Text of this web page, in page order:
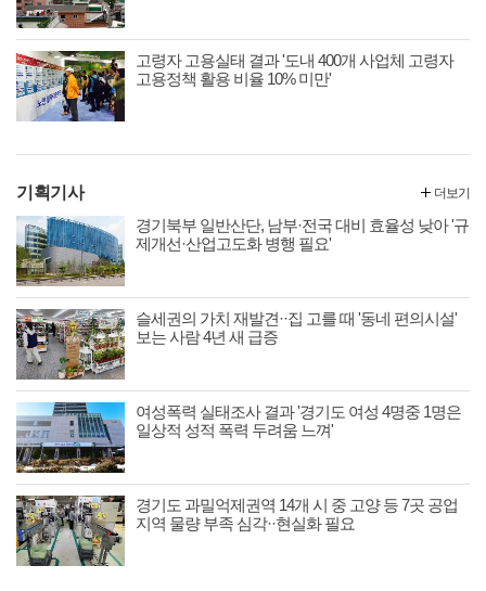
고령자 고용실태 결과 '도내 400개 사업체 고령자
고용정책 활용 비율 10% 미만'
기획기사
경기북부 일반산단, 남부·전국 대비 효율성 낮아 '규
제개선·산업고도화 병행 필요'
슬세권의 가치 재발견··집 고를 때 '동네 편의시설'
보는 사람 4년 새 급증
여성폭력 실태조사 결과 '경기도 여성 4명중 1명은
일상적 성적 폭력 두려움 느껴'
경기도 과밀억제권역 14개 시 중 고양 등 7곳 공업
지역 물량 부족 심각··현실화 필요
더보기